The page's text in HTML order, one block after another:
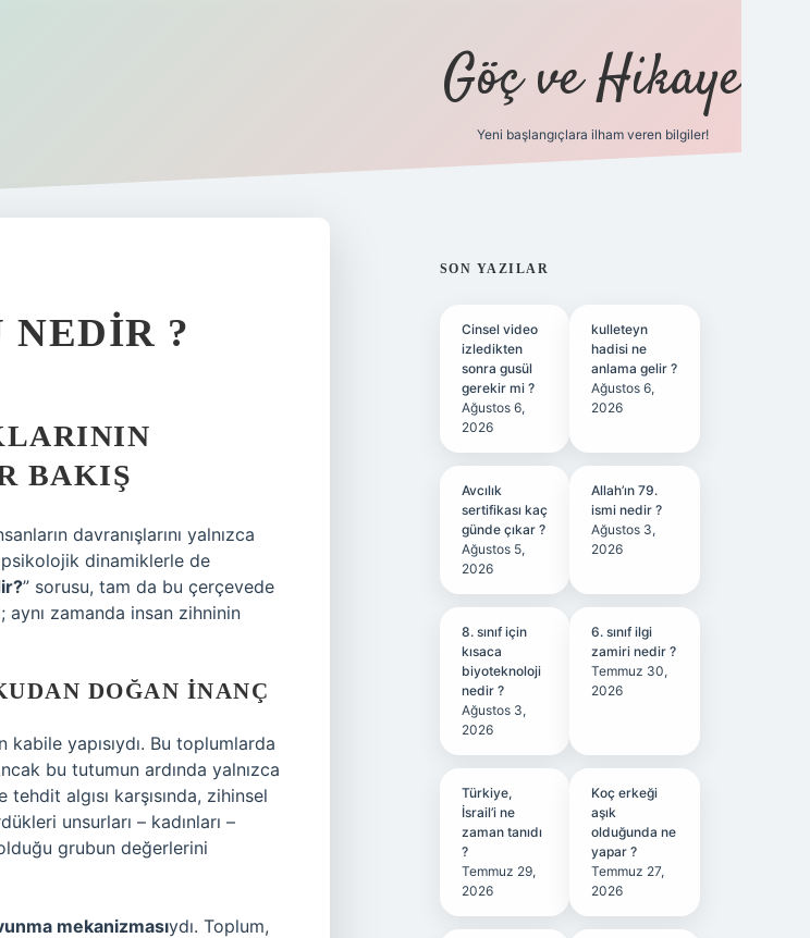
Göç ve Hikaye
Yeni başlangıçlara ilham veren bilgiler!
?
BAKIŞ
davranışlarını yalnızca
dinamiklerle de
” sorusu, tam da bu çerçevede
aynı zamanda insan zihninin
DOĞAN İNANÇ
yapısıydı. Bu toplumlarda
bu tutumun ardında yalnızca
algısı karşısında, zihinsel
unsurları – kadınları –
grubun değerlerini
mekanizmasıydı. Toplum,
SIDEBAR
SON YAZILAR
Cinsel video
izledikten
sonra gusül
gerekir mi ?
Ağustos 6,
2026
kulleteyn
hadisi ne
anlama gelir ?
Ağustos 6,
2026
Avcılık
sertifikası kaç
günde çıkar ?
Ağustos 5,
2026
Allah’ın 79.
ismi nedir ?
Ağustos 3,
2026
8. sınıf için
kısaca
biyoteknoloji
nedir ?
Ağustos 3,
2026
6. sınıf ilgi
zamiri nedir ?
Temmuz 30,
2026
Türkiye,
İsrail’i ne
zaman tanıdı
?
Temmuz 29,
2026
Koç erkeği
aşık
olduğunda ne
yapar ?
Temmuz 27,
2026